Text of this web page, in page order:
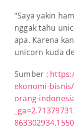
“Saya yakin
nggak tahu
apa. Karena
unicorn kuda
Sumber :
ekonomi-
orang-